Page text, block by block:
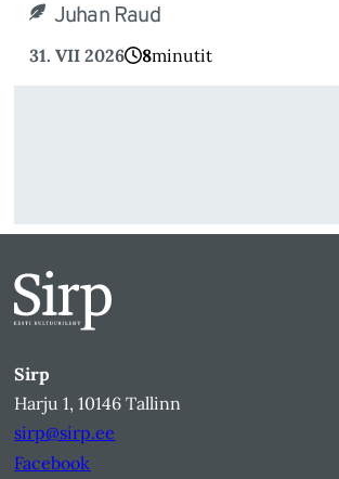
Juhan Raud
31. VII 2026 8minutit
Sirp
Harju 1, 10146 Tallinn
sirp@sirp.ee
Facebook